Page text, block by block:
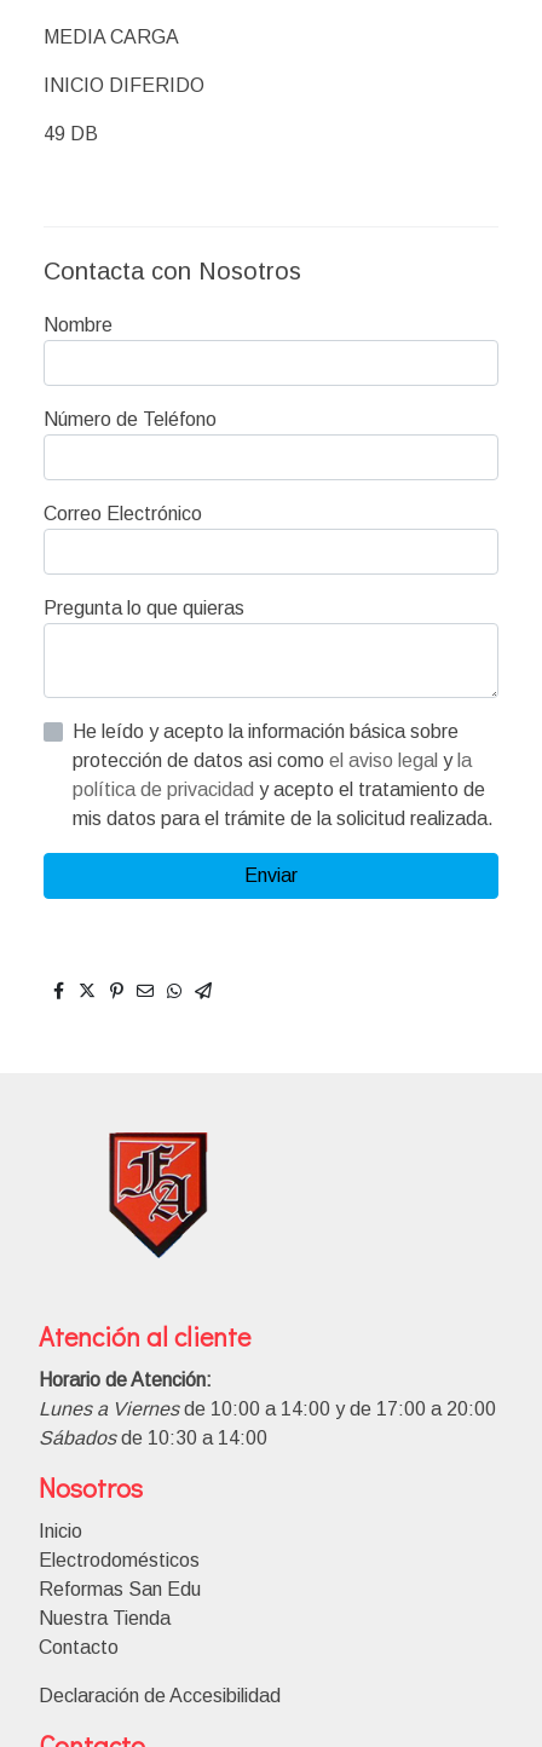
MEDIA CARGA
INICIO DIFERIDO
49 DB
Contacta con Nosotros
Nombre
Número de Teléfono
Correo Electrónico
Pregunta lo que quieras
He leído y acepto la información básica sobre
protección de datos asi como el aviso legal y la
política de privacidad y acepto el tratamiento de
mis datos para el trámite de la solicitud realizada.
Enviar
Atención al cliente
Horario de Atención:
Lunes a Viernesde 10:00 a 14:00 y de 17:00 a 20:00
Sábadosde 10:30 a 14:00
Nosotros
Inicio
Electrodomésticos
Reformas San Edu
Nuestra Tienda
Contacto
Declaración de Accesibilidad